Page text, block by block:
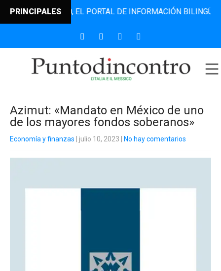
PRINCIPALESEL PORTAL DE INFORMACIÓN BILINGÜE
Azimut: «Mandato en México de uno
de los mayores fondos soberanos»
Economía y finanzas | julio 10, 2023 No hay comentarios